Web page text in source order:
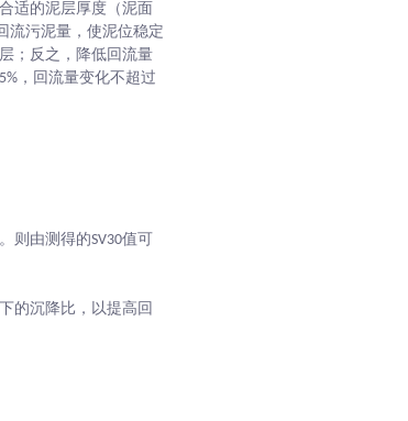
适的泥层厚度（泥面
流污泥量，使泥位稳定
；反之，降低回流量
，回流量变化不超过
则由测得的SV30值可
的沉降比，以提高回